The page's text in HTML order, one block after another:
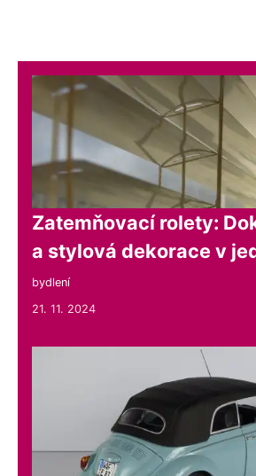
Zatemňovací rolety:
a stylová dekorace v
bydlení
21. 11. 2024